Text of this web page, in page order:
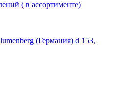
( в ассортименте)
(Германия) d 153,